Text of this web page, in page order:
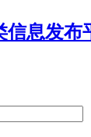
信息发布